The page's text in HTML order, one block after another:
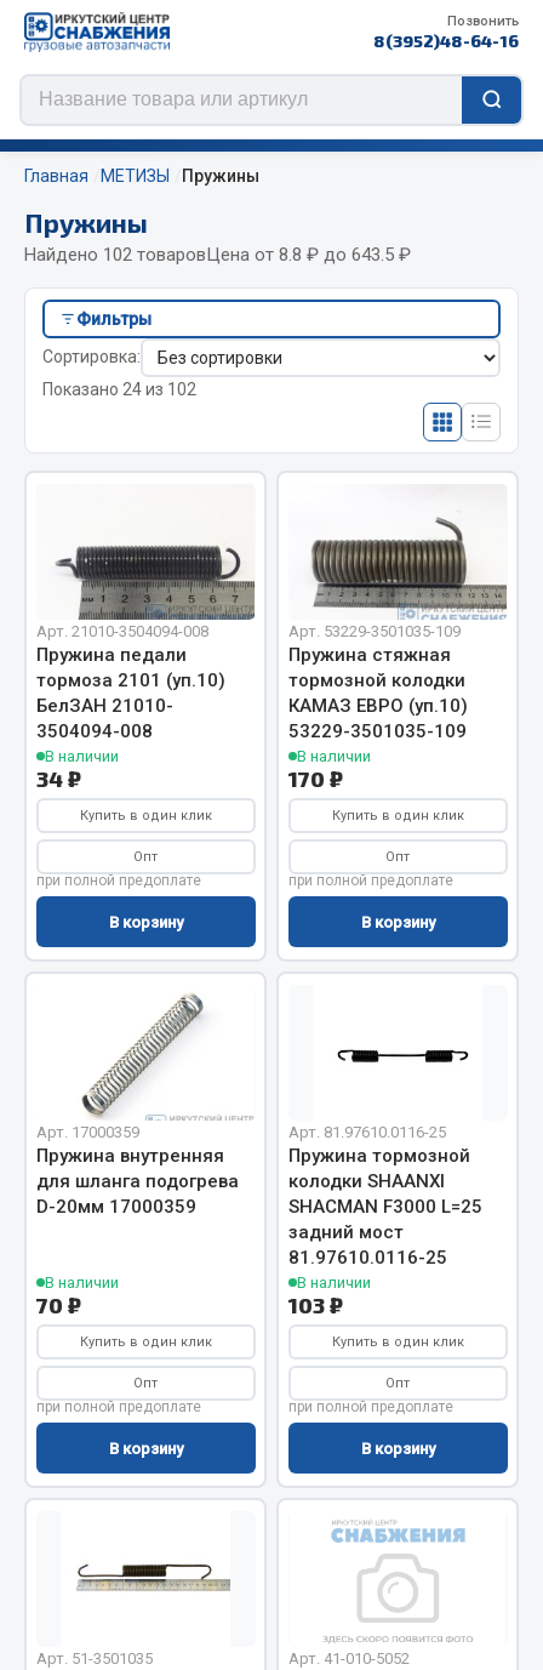
Позвонить
8(3952)48-64-16
Цепи противоскольжения
ЦЕПИ РОССИЯ
ЦЕПИ BOHU (Китай)
Изготовление цепей на колеса BOHU
Весь раздел
Отопители салона, подогреватели
Автономные воздушные отопители
Жидкостные подогреватели
Отопители салона
Подогреватели тосола
Весь раздел
Автотовары
Автокаталоги
Аксессуары автомобильные
Аптечки и знаки автомобильные
Вентиляторы кабины
Вымпела
Показать ещё
Весь раздел
Смазочные материалы
Масла
Охладжающие жидкости
Технические жидкости
Весь раздел
Болты
Кольца стопорные
Главная МЕТИЗЫ Пружины
Пружины
Найдено 102 товаровЦена от 8.8 ₽ до 643.5 ₽
Фильтры
Сортировка:
Показано 24 из 102
Арт. 21010-3504094-008
Пружина педали
тормоза 2101 (уп.10)
БелЗАН 21010-
3504094-008
В наличии
34 ₽
Купить в один клик
Опт
при полной предоплате
В корзину
Арт. 53229-3501035-109
Пружина стяжная
тормозной колодки
КАМАЗ ЕВРО (уп.10)
53229-3501035-109
В наличии
170 ₽
Купить в один клик
Опт
при полной предоплате
В корзину
Арт. 17000359
Пружина внутренняя
для шланга подогрева
D-20мм 17000359
В наличии
70 ₽
Купить в один клик
Опт
при полной предоплате
В корзину
Арт. 81.97610.0116-25
Пружина тормозной
колодки SHAANXI
SHACMAN F3000 L=25
задний мост
81.97610.0116-25
В наличии
103 ₽
Купить в один клик
Опт
при полной предоплате
В корзину
Арт. 51-3501035 Арт. 41-010-5052